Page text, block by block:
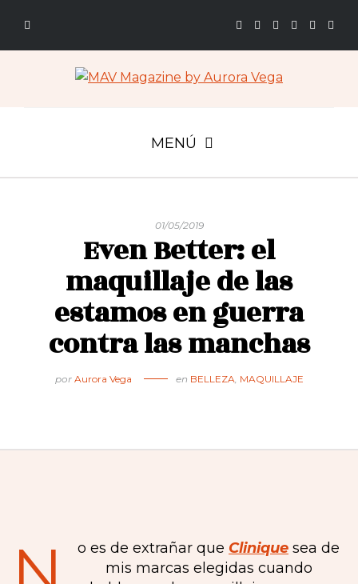
MENÚ
01/05/2019
Even Better: el
maquillaje de las
estamos en guerra
contra las manchas
por Aurora Vega en BELLEZA, MAQUILLAJE
o es de extrañar que Clinique sea de
mis marcas elegidas cuando